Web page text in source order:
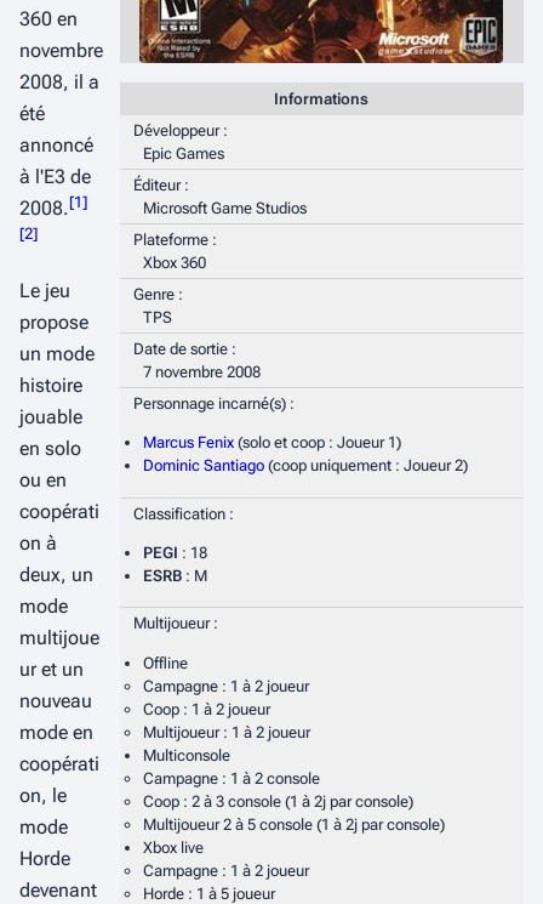
Informations
Développeur :
Epic Games
Éditeur :
Microsoft Game Studios
Plateforme :
Xbox 360
Genre :
TPS
Date de sortie :
7 novembre 2008
Personnage incarné(s) :
Marcus Fenix(solo et coop : Joueur 1)
Dominic Santiago(coop uniquement : Joueur 2)
Classification :
PEGI : 18
ESRB: M
Multijoueur :
Offline
Campagne : 1 à 2 joueur
Coop : 1 à 2 joueur
Multijoueur : 1 à 2 joueur
Multiconsole
Campagne : 1 à 2 console
Coop : 2 à 3 console (1 à 2j par console)
Multijoueur 2 à 5 console (1 à 2j par console)
Xbox live
Campagne : 1 à 2 joueur
Horde : 1 à 5 joueur
360 en
novembre
2008, il a
été
annoncé
à l'E3 de
2008.[1]
[2]
Le jeu
propose
un mode
histoire
jouable
en solo
ou en
coopérati
on à
deux, un
mode
multijoue
ur et un
nouveau
mode en
coopérati
on, le
mode
Horde
devenant